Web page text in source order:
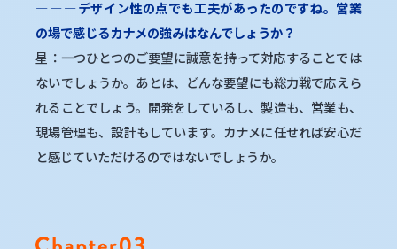
―――デザイン性の点でも工夫があったのですね。営業
の場で感じるカナメの強みはなんでしょうか？
星：一つひとつのご要望に誠意を持って対応することでは
ないでしょうか。あとは、どんな要望にも総力戦で応えら
れることでしょう。開発をしているし、製造も、営業も、
現場管理も、設計もしています。カナメに任せれば安心だ
と感じていただけるのではないでしょうか。